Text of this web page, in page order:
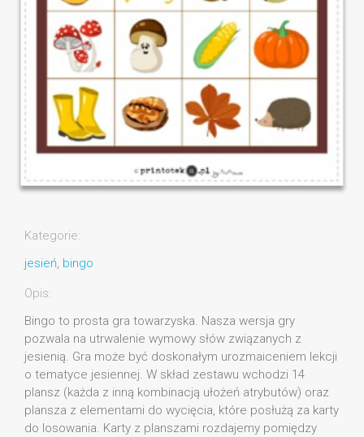
Kategorie:
jesień, bingo
Opis:
Bingo to prosta gra towarzyska. Nasza wersja gry
pozwala na utrwalenie wymowy słów związanych z
jesienią. Gra może być doskonałym urozmaiceniem lekcji
o tematyce jesiennej. W skład zestawu wchodzi 14
plansz (każda z inną kombinacją ułożeń atrybutów) oraz
plansza z elementami do wycięcia, które posłużą za karty
do losowania. Karty z planszami rozdajemy pomiędzy